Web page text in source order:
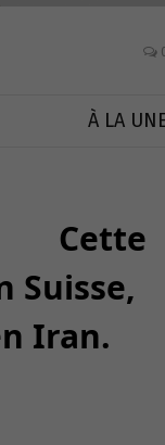
À LA
Cette
Suisse,
Iran.